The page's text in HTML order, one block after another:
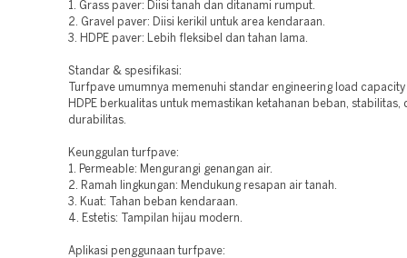
1. Grass paver: Diisi tanah dan ditanami rumput.
2. Gravel paver: Diisi kerikil untuk area kendaraan.
3. HDPE paver: Lebih fleksibel dan tahan lama.
Standar & spesifikasi:
Turfpave umumnya memenuhi standar engineering load
HDPE berkualitas untuk memastikan ketahanan beban, stabilitas,
durabilitas.
Keunggulan turfpave:
1. Permeable: Mengurangi genangan air.
2. Ramah lingkungan: Mendukung resapan air tanah.
3. Kuat: Tahan beban kendaraan.
4. Estetis: Tampilan hijau modern.
Aplikasi penggunaan turfpave: